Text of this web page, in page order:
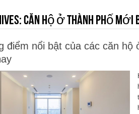
căn hộ ở thành phố mới
điểm nổi bật của các căn